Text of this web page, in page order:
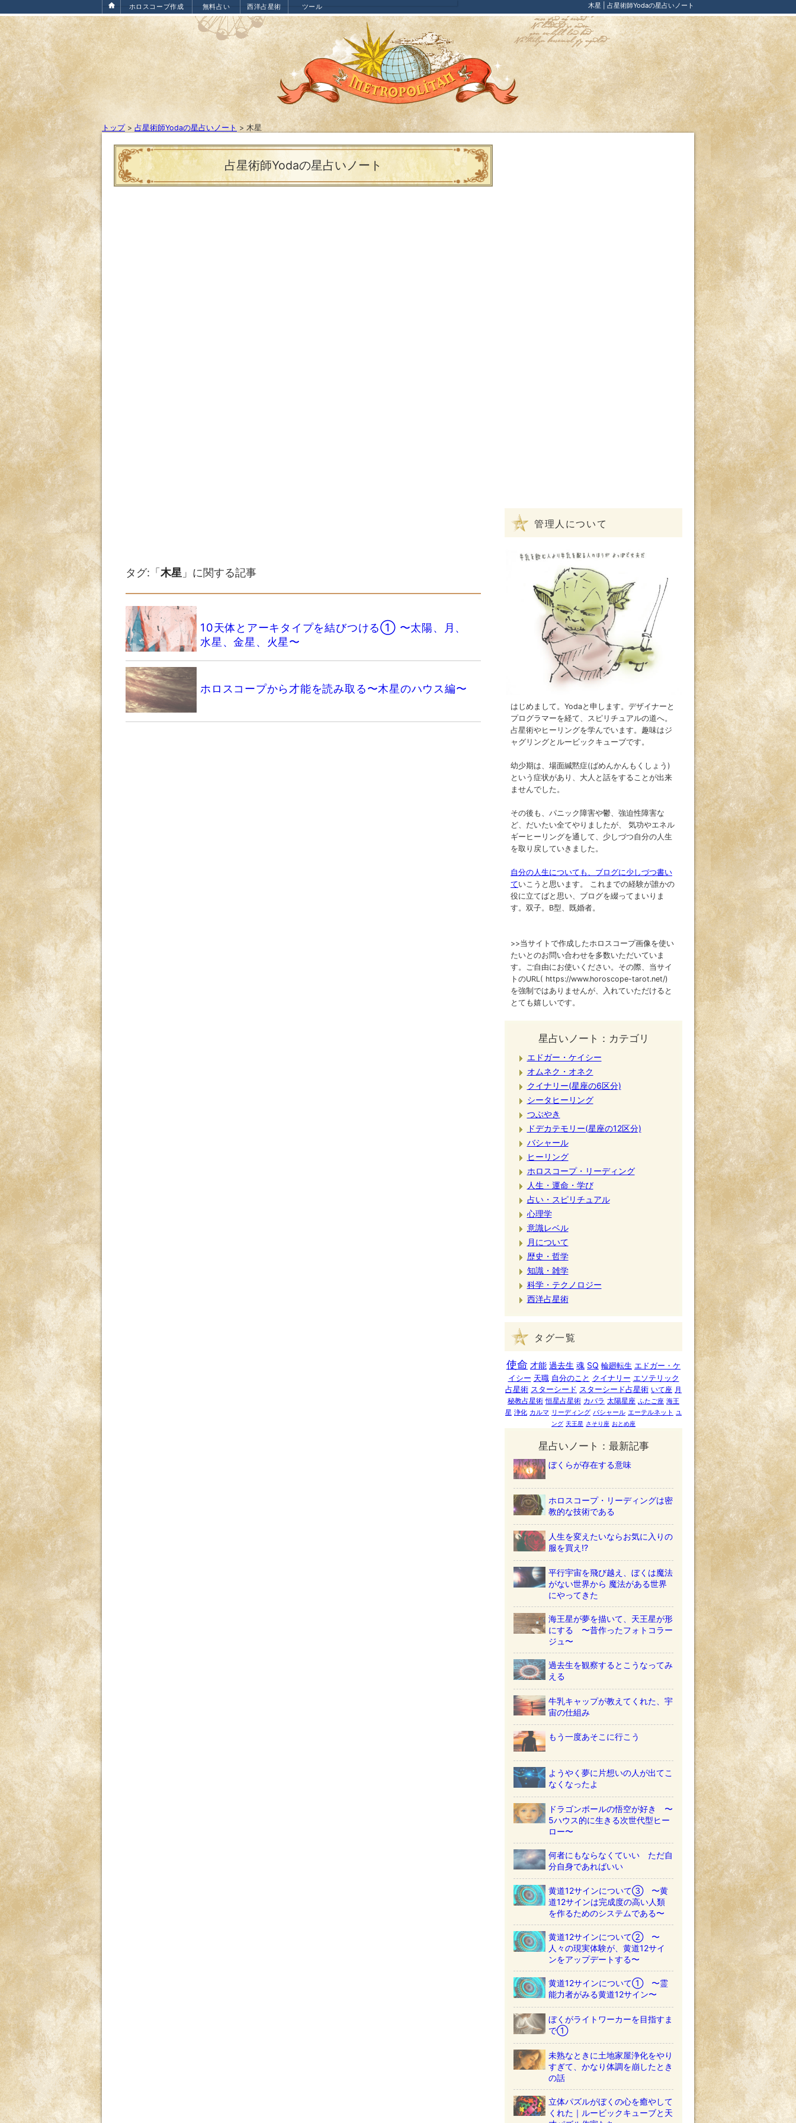
ホロスコープ作成 無料占い 西洋占星術 ツール 木星 | 占星術師Yodaの星占いノート
トップ> 占星術師Yodaの星占いノート > 木星
占星術師Yodaの星占いノート
タグ:「木星 」に関する記事
10天体とアーキタイプを結びつける① 〜太陽、月、
水星、金星、火星〜
ホロスコープから才能を読み取る〜木星のハウス編〜
管理人について
はじめまして。Yodaと申します。デザイナーと
プログラマーを経て、スピリチュアルの道へ。
占星術やヒーリングを学んでいます。趣味はジ
ャグリングとルービックキューブです。
幼少期は、場面緘黙症(ばめんかんもくしょう)
という症状があり、大人と話をすることが出来
ませんでした。
その後も、パニック障害や鬱、強迫性障害な
ど、だいたい全てやりましたが、 気功やエネル
ギーヒーリングを通して、少しづつ自分の人生
を取り戻していきました。
自分の人生についても、ブログに少しづつ書い
ていこうと思います。 これまでの経験が誰かの
役に立てばと思い、ブログを綴ってまいりま
す。双子。B型、既婚者。
>>当サイトで作成したホロスコープ画像を使い
たいとのお問い合わせを多数いただいていま
す。ご自由にお使いください。その際、当サイ
トのURL( https://www.horoscope-tarot.net/)
を強制ではありませんが、入れていただけると
とても嬉しいです。
星占いノート：カテゴリ
エドガー・ケイシー
オムネク・オネク
クイナリー(星座の6区分)
シータヒーリング
つぶやき
ドデカテモリー(星座の12区分)
バシャール
ヒーリング
ホロスコープ・リーディング
人生・運命・学び
占い・スピリチュアル
心理学
意識レベル
月について
歴史・哲学
知識・雑学
科学・テクノロジー
西洋占星術
タグ一覧
使命 才能 過去生 魂 SQ 輪廻転生 エドガー・ケ
イシー 天職 自分のこと クイナリー エソテリック
占星術 スターシード スターシード占星術 いて座 月
秘教占星術 恒星占星術 カバラ 太陽星座 ふたご座 海王
星 浄化 カルマ リーディング バシャール エーテルネット ユ
ング 天王星 さそり座 おとめ座
星占いノート：最新記事
ぼくらが存在する意味
ホロスコープ・リーディングは密
教的な技術である
人生を変えたいならお気に入りの
服を買え!?
平行宇宙を飛び越え、ぼくは魔法
がない世界から 魔法がある世界
にやってきた
海王星が夢を描いて、天王星が形
にする 〜昔作ったフォトコラー
ジュ〜
過去生を観察するとこうなってみ
える
牛乳キャップが教えてくれた、宇
宙の仕組み
もう一度あそこに行こう
ようやく夢に片想いの人が出てこ
なくなったよ
ドラゴンボールの悟空が好き 〜
5ハウス的に生きる次世代型ヒー
ロー〜
何者にもならなくていい ただ自
分自身であればいい
黄道12サインについて③ 〜黄
道12サインは完成度の高い人類
を作るためのシステムである〜
黄道12サインについて② 〜
人々の現実体験が、黄道12サイ
ンをアップデートする〜
黄道12サインについて① 〜霊
能力者がみる黄道12サイン〜
ぼくがライトワーカーを目指すま
で①
未熟なときに土地家屋浄化をやり
すぎて、かなり体調を崩したとき
の話
立体パズルがぼくの心を癒やして
くれた｜ルービックキューブと天